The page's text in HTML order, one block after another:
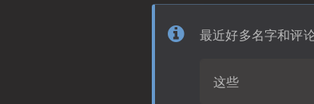
最近好多名字和评
这些